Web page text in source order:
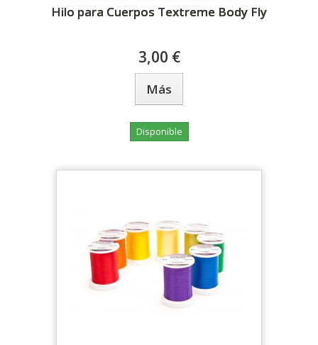
Hilo para Cuerpos Textreme Body Fly
3,00 €
Más
Disponible